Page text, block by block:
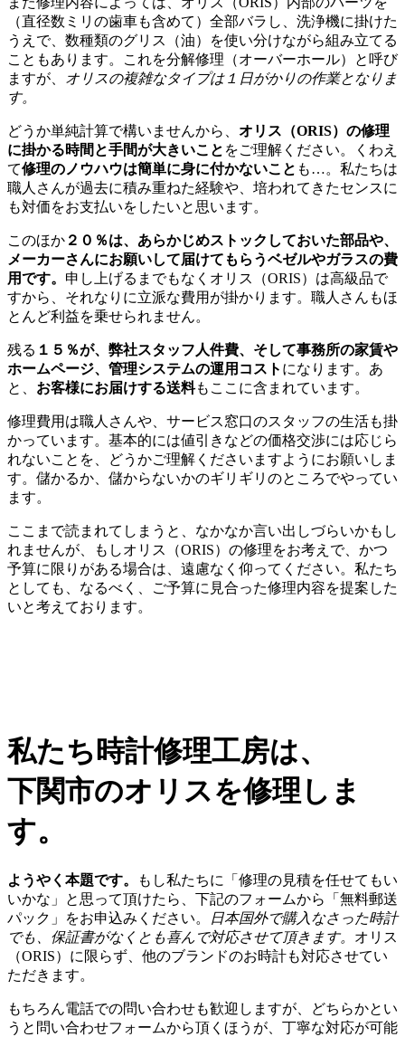
（直径数ミリの歯車も含めて）全部バラし、洗浄機に掛けた
うえで、数種類のグリス（油）を使い分けながら組み立てる
こともあります。これを分解修理（オーバーホール）と呼び
ますが、 オリスの複雑なタイプは１日がかりの作業となりま
す。
どうか単純計算で構いませんから、 オリス（ORIS）の修理
に掛かる時間と手間が大きいこと をご理解ください。くわえ
て修理のノウハウは簡単に身に付かないこと も…。私たちは
職人さんが過去に積み重ねた経験や、培われてきたセンスに
も対価をお支払いをしたいと思います。
このほか ２０％は、あらかじめストックしておいた部品や、
メーカーさんにお願いして届けてもらうベゼルやガラスの費
用です。 申し上げるまでもなくオリス（ORIS）は高級品で
すから、それなりに立派な費用が掛かります。職人さんもほ
とんど利益を乗せられません。
残る １５％が、弊社スタッフ人件費、そして事務所の家賃や
ホームページ、管理システムの運用コスト になります。あ
と、 お客様にお届けする送料もここに含まれています。
修理費用は職人さんや、サービス窓口のスタッフの生活も掛
かっています。基本的には値引きなどの価格交渉には応じら
れないことを、どうかご理解くださいますようにお願いしま
す。儲かるか、儲からないかのギリギリのところでやってい
ます。
ここまで読まれてしまうと、なかなか言い出しづらいかもし
れませんが、もしオリス（ORIS）の修理をお考えで、かつ
予算に限りがある場合は、遠慮なく仰ってください。私たち
としても、なるべく、ご予算に見合った修理内容を提案した
いと考えております。
私たち時計修理工房は、
下関市のオリスを修理しま
す。
ようやく本題です。
もし私たちに「修理の見積を任せてもい
いかな」と思って頂けたら、下記のフォームから「無料郵送
パック」をお申込みください。
日本国外で購入なさった時計
でも、保証書がなくとも喜んで対応させて頂きます。 オリス
（ORIS）に限らず、他のブランドのお時計も対応させてい
ただきます。
もちろん電話での問い合わせも歓迎しますが、どちらかとい
うと問い合わせフォームから頂くほうが、丁寧な対応が可能